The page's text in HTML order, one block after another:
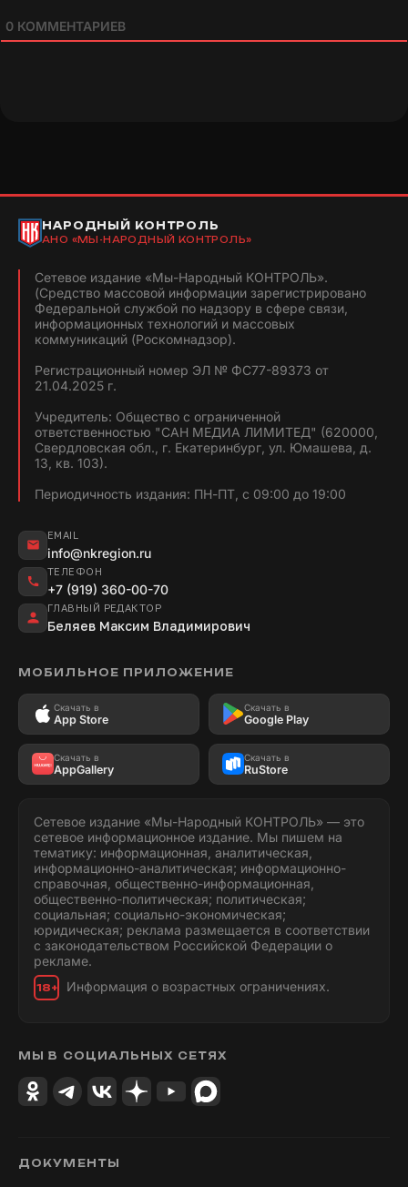
0 КОММЕНТАРИЕВ
НАРОДНЫЙ КОНТРОЛЬ
АНО «МЫ-НАРОДНЫЙ КОНТРОЛЬ»
Сетевое издание «Мы-Народный КОНТРОЛЬ».
(Средство массовой информации зарегистрировано
Федеральной службой по надзору в сфере связи,
информационных технологий и массовых
коммуникаций (Роскомнадзор).
Регистрационный номер ЭЛ № ФС77-89373 от
21.04.2025 г.
Учредитель: Общество с ограниченной
ответственностью "САН МЕДИА ЛИМИТЕД" (620000,
Свердловская обл., г. Екатеринбург, ул. Юмашева, д.
13, кв. 103).
Периодичность издания: ПН-ПТ, с 09:00 до 19:00
EMAIL
info@nkregion.ru
ТЕЛЕФОН
+7 (919) 360-00-70
ГЛАВНЫЙ РЕДАКТОР
Беляев Максим Владимирович
МОБИЛЬНОЕ ПРИЛОЖЕНИЕ
Скачать в
App Store
Скачать в
Google Play
Скачать в
AppGallery
Скачать в
RuStore
Сетевое издание «Мы-Народный КОНТРОЛЬ» — это
сетевое информационное издание. Мы пишем на
тематику: информационная, аналитическая,
информационно-аналитическая; информационно-
справочная, общественно-информационная,
общественно-политическая; политическая;
социальная; социально-экономическая;
юридическая; реклама размещается в соответствии
с законодательством Российской Федерации о
рекламе.
18+ Информация о возрастных ограничениях.
МЫ В СОЦИАЛЬНЫХ СЕТЯХ
ДОКУМЕНТЫ